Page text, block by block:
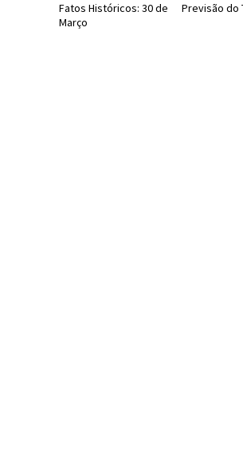
Previsão do
Fatos Históricos: 30 de
Março